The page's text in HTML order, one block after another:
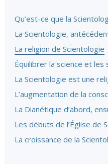
Qu’est-ce que la
La Scientologie,
La religion de Scientologie
Équilibrer la science et les
La Scientologie est une
L’augmentation de la
La Dianétique d’abord,
Les débuts de l’Église de
La croissance de la